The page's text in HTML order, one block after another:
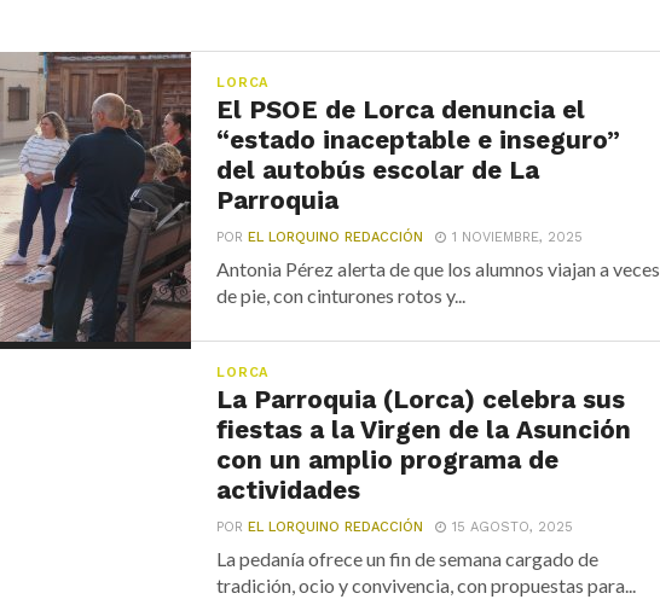
LORCA
El PSOE de Lorca denuncia el
“estado inaceptable e inseguro”
del autobús escolar de La
Parroquia
POREL LORQUINO REDACCIÓN 1 NOVIEMBRE, 2025
Antonia Pérez alerta de que los alumnos viajan a veces
de pie, con cinturones rotos y...
LORCA
La Parroquia (Lorca) celebra sus
fiestas a la Virgen de la Asunción
con un amplio programa de
actividades
POREL LORQUINO REDACCIÓN 15 AGOSTO, 2025
La pedanía ofrece un fin de semana cargado de
tradición, ocio y convivencia, con propuestas para...